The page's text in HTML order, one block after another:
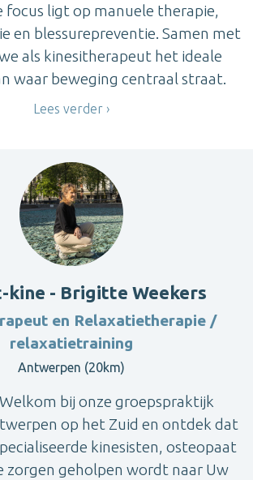
focus ligt op manuele therapie,
en blessurepreventie. Samen met
als kinesitherapeut het ideale
waar beweging centraal straat.
Lees verder
kine - Brigitte Weekers
en Relaxatietherapie /
relaxatietraining
Antwerpen (20km)
bij onze groepspraktijk
op het Zuid en ontdek dat
kinesisten, osteopaat
zorgen geholpen wordt naar Uw